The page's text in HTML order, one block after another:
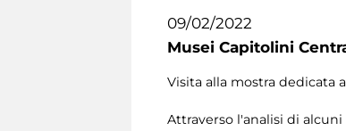
09/02/2022
Musei Capitolini
Visita alla mostra dedicata
Attraverso l'analisi di